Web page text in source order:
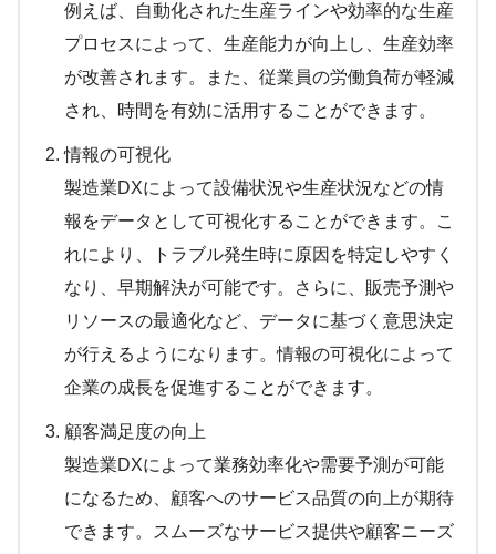
例えば、自動化された生産ラインや効率的な生産
プロセスによって、生産能力が向上し、生産効率
が改善されます。また、従業員の労働負荷が軽減
され、時間を有効に活用することができます。
情報の可視化
製造業DXによって設備状況や生産状況などの情
報をデータとして可視化することができます。こ
れにより、トラブル発生時に原因を特定しやすく
なり、早期解決が可能です。さらに、販売予測や
リソースの最適化など、データに基づく意思決定
が行えるようになります。情報の可視化によって
企業の成長を促進することができます。
顧客満足度の向上
製造業DXによって業務効率化や需要予測が可能
になるため、顧客へのサービス品質の向上が期待
できます。スムーズなサービス提供や顧客ニーズ